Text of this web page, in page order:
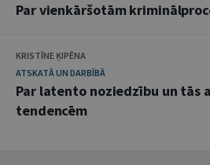
Par vienkāršotām
KRISTĪNE ĶIPĒNA
ATSKATĀ UN DARBĪBĀ
Par latento noziedzību un tās
tendencēm